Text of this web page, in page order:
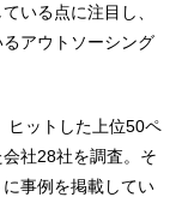
いる点に注目し、
アウトソーシング
ヒットした上位50ペ
社28社を調査。そ
事例を掲載してい